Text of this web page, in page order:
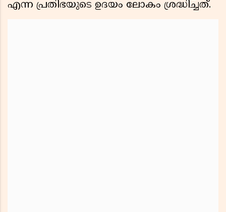
എന്ന പ്രതിഭയുടെ ഉദയം ലോകം ശ്രദ്ധിച്ചത്.